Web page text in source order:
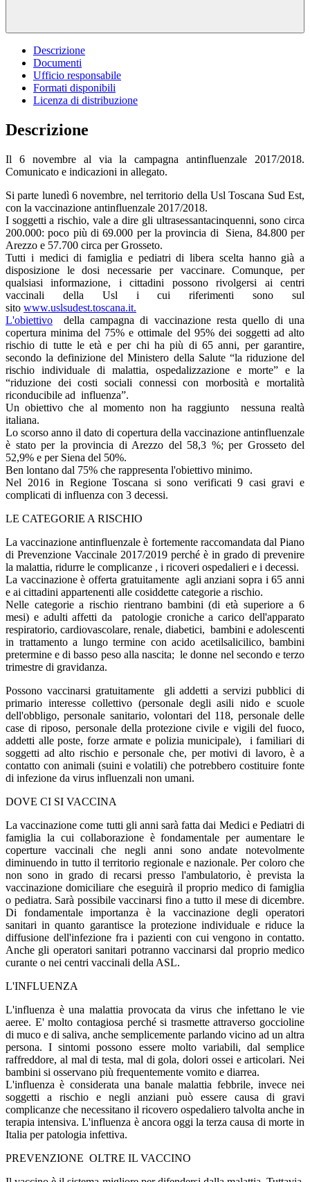
Descrizione
Documenti
Ufficio responsabile
Formati disponibili
Licenza di distribuzione
Descrizione
Il 6 novembre al via la campagna antinfluenzale 2017/2018.
Comunicato e indicazioni in allegato.
Si parte lunedì 6 novembre, nel territorio della Usl Toscana Sud Est,
con la vaccinazione antinfluenzale 2017/2018.
I soggetti a rischio, vale a dire gli ultrasessantacinquenni, sono circa
200.000: poco più di 69.000 per la provincia di Siena, 84.800 per
Arezzo e 57.700 circa per Grosseto.
Tutti i medici di famiglia e pediatri di libera scelta hanno già a
disposizione le dosi necessarie per vaccinare. Comunque, per
qualsiasi informazione, i cittadini possono rivolgersi ai centri
vaccinali della Usl i cui riferimenti sono sul
sito www.uslsudest.toscana.it.
L'obiettivo della campagna di vaccinazione resta quello di una
copertura minima del 75% e ottimale del 95% dei soggetti ad alto
rischio di tutte le età e per chi ha più di 65 anni, per garantire,
secondo la definizione del Ministero della Salute “la riduzione del
rischio individuale di malattia, ospedalizzazione e morte” e la
“riduzione dei costi sociali connessi con morbosità e mortalità
riconducibile ad influenza”.
Un obiettivo che al momento non ha raggiunto nessuna realtà
italiana.
Lo scorso anno il dato di copertura della vaccinazione antinfluenzale
è stato per la provincia di Arezzo del 58,3 %; per Grosseto del
52,9% e per Siena del 50%.
Ben lontano dal 75% che rappresenta l'obiettivo minimo.
Nel 2016 in Regione Toscana si sono verificati 9 casi gravi e
complicati di influenza con 3 decessi.
LE CATEGORIE A RISCHIO
La vaccinazione antinfluenzale è fortemente raccomandata dal Piano
di Prevenzione Vaccinale 2017/2019 perché è in grado di prevenire
la malattia, ridurre le complicanze , i ricoveri ospedalieri e i decessi.
La vaccinazione è offerta gratuitamente agli anziani sopra i 65 anni
e ai cittadini appartenenti alle cosiddette categorie a rischio.
Nelle categorie a rischio rientrano bambini (di età superiore a 6
mesi) e adulti affetti da patologie croniche a carico dell'apparato
respiratorio, cardiovascolare, renale, diabetici, bambini e adolescenti
in trattamento a lungo termine con acido acetilsalicilico, bambini
pretermine e di basso peso alla nascita; le donne nel secondo e terzo
trimestre di gravidanza.
Possono vaccinarsi gratuitamente gli addetti a servizi pubblici di
primario interesse collettivo (personale degli asili nido e scuole
dell'obbligo, personale sanitario, volontari del 118, personale delle
case di riposo, personale della protezione civile e vigili del fuoco,
addetti alle poste, forze armate e polizia municipale), i familiari di
soggetti ad alto rischio e personale che, per motivi di lavoro, è a
contatto con animali (suini e volatili) che potrebbero costituire fonte
di infezione da virus influenzali non umani.
DOVE CI SI VACCINA
La vaccinazione come tutti gli anni sarà fatta dai Medici e Pediatri di
famiglia la cui collaborazione è fondamentale per aumentare le
coperture vaccinali che negli anni sono andate notevolmente
diminuendo in tutto il territorio regionale e nazionale. Per coloro che
non sono in grado di recarsi presso l'ambulatorio, è prevista la
vaccinazione domiciliare che eseguirà il proprio medico di famiglia
o pediatra. Sarà possibile vaccinarsi fino a tutto il mese di dicembre.
Di fondamentale importanza è la vaccinazione degli operatori
sanitari in quanto garantisce la protezione individuale e riduce la
diffusione dell'infezione fra i pazienti con cui vengono in contatto.
Anche gli operatori sanitari potranno vaccinarsi dal proprio medico
curante o nei centri vaccinali della ASL.
L'INFLUENZA
L'influenza è una malattia provocata da virus che infettano le vie
aeree. E' molto contagiosa perché si trasmette attraverso goccioline
di muco e di saliva, anche semplicemente parlando vicino ad un altra
persona. I sintomi possono essere molto variabili, dal semplice
raffreddore, al mal di testa, mal di gola, dolori ossei e articolari. Nei
bambini si osservano più frequentemente vomito e diarrea.
L'influenza è considerata una banale malattia febbrile, invece nei
soggetti a rischio e negli anziani può essere causa di gravi
complicanze che necessitano il ricovero ospedaliero talvolta anche in
terapia intensiva. L'influenza è ancora oggi la terza causa di morte in
Italia per patologia infettiva.
PREVENZIONE OLTRE IL VACCINO